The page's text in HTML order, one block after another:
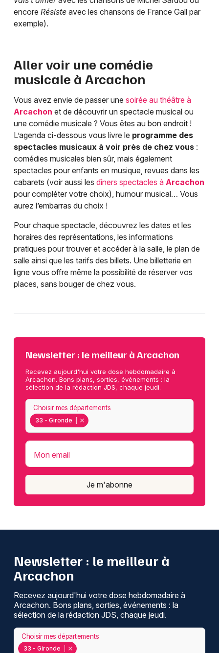
encore Résiste avec les chansons de France Gall par
exemple).
Aller voir une comédie
musicale à Arcachon
Vous avez envie de passer une soirée au théâtre à
Arcachon et de découvrir un spectacle musical ou
une comédie musicale ? Vous êtes au bon endroit !
L’agenda ci-dessous vous livre le programme des
spectacles musicaux à voir près de chez vous :
comédies musicales bien sûr, mais également
spectacles pour enfants en musique, revues dans les
cabarets (voir aussi les dîners spectacles à Arcachon
pour compléter votre choix), humour musical… Vous
aurez l’embarras du choix !
Pour chaque spectacle, découvrez les dates et les
horaires des représentations, les informations
pratiques pour trouver et accéder à la salle, le plan de
salle ainsi que les tarifs des billets. Une billetterie en
ligne vous offre même la possibilité de réserver vos
places, sans bouger de chez vous.
Newsletter : le meilleur à Arcachon
Recevez aujourd'hui votre dose hebdomadaire à
Arcachon. Bons plans, sorties, événements : la
sélection de la rédaction JDS, chaque jeudi.
33 - Gironde
Choisir mes départements
Mon email
Je m'abonne
Newsletter : le meilleur à
Arcachon
Recevez aujourd'hui votre dose hebdomadaire à
Arcachon. Bons plans, sorties, événements : la
sélection de la rédaction JDS, chaque jeudi.
33 - Gironde
Choisir mes départements